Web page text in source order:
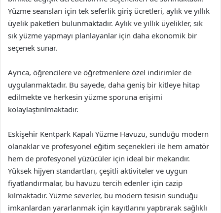
Yüzme seansları için tek seferlik giriş ücretleri, aylık ve yıllık
üyelik paketleri bulunmaktadır. Aylık ve yıllık üyelikler, sık
sık yüzme yapmayı planlayanlar için daha ekonomik bir
seçenek sunar.
Ayrıca, öğrencilere ve öğretmenlere özel indirimler de
uygulanmaktadır. Bu sayede, daha geniş bir kitleye hitap
edilmekte ve herkesin yüzme sporuna erişimi
kolaylaştırılmaktadır.
Eskişehir Kentpark Kapalı Yüzme Havuzu, sunduğu modern
olanaklar ve profesyonel eğitim seçenekleri ile hem amatör
hem de profesyonel yüzücüler için ideal bir mekandır.
Yüksek hijyen standartları, çeşitli aktiviteler ve uygun
fiyatlandırmalar, bu havuzu tercih edenler için cazip
kılmaktadır. Yüzme severler, bu modern tesisin sunduğu
imkanlardan yararlanmak için kayıtlarını yaptırarak sağlıklı